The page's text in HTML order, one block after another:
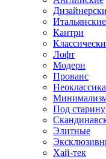
Итальянские
Кантри
Лофт
Модерн
Прованс
Неоклассика
Под старину
Элитные
Хай-тек